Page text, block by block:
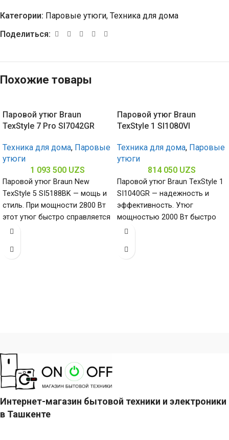
Категории: Паровые утюги, Техника для дома
Поделиться:
Похожие товары
Паровой утюг Braun
TexStyle 7 Pro SI7042GR
Техника для дома, Паровые
утюги
1 093 500 UZS
Паровой утюг Braun New
TexStyle 5 SI5188BK — мощь и
стиль. При мощности 2800 Вт
этот утюг быстро справляется
даже
Паровой утюг Braun
TexStyle 1 SI1080VI
Техника для дома, Паровые
утюги
814 050 UZS
Паровой утюг Braun TexStyle 1
SI1040GR — надежность и
эффективность. Утюг
мощностью 2000 Вт быстро
справляется со складами, а
Интернет-магазин бытовой техники и электроники
в Ташкенте